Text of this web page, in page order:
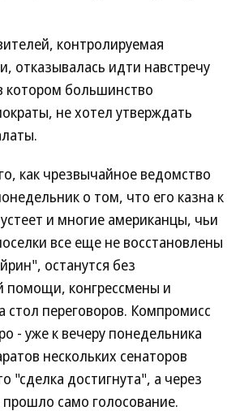
контролируемая
отказывалась идти навстречу
котором большинство
не хотел утверждать
как чрезвычайное ведомство
о том, что его казна к
и многие американцы, чьи
все еще не восстановлены
останутся без
помощи, конгрессмены и
стол переговоров. Компромисс
- уже к вечеру понедельника
нескольких сенаторов
"сделка достигнута", а через
прошло само голосование.